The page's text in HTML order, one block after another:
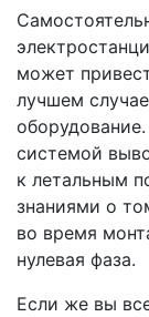
может
лучшем
системой
к летальным
знаниями о
во время
нулевая фаза.
Если же вы